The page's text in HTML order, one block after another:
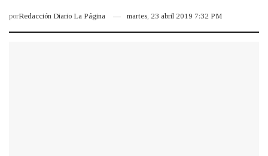
porRedacción Diario La Página martes, 23 abril 2019 7:32 PM